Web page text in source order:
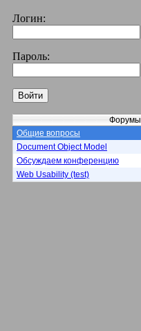
Логин:
Пароль:
Форумы
Общие вопросы
Document Object Model
Обсуждаем конференцию
Web Usability (test)